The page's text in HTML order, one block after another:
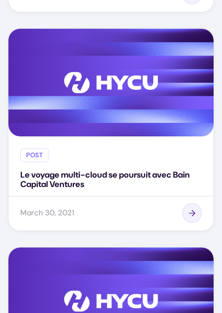
POST
Le voyage multi-cloud se poursuit avec Bain
Capital Ventures
March 30, 2021